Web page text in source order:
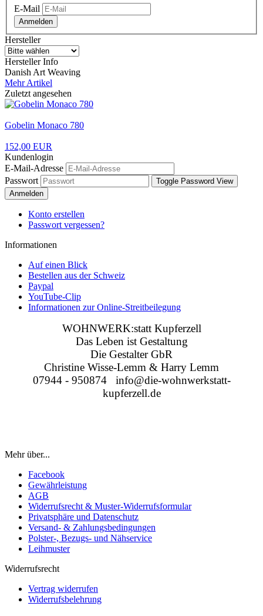
E-Mail
Anmelden
Hersteller
Hersteller Info
Danish Art Weaving
Mehr Artikel
Zuletzt angesehen
Gobelin Monaco 780
152,00 EUR
Kundenlogin
E-Mail-Adresse
Passwort
Toggle Password View
Anmelden
Konto erstellen
Passwort vergessen?
Informationen
Auf einen Blick
Bestellen aus der Schweiz
Paypal
YouTube-Clip
Informationen zur Online-Streitbeilegung
WOHNWERK:statt Kupferzell
Das Leben ist Gestaltung
Die Gestalter GbR
Christine Wisse-Lemm & Harry Lemm
07944 - 950874 info@die-wohnwerkstatt-
kupferzell.de
Mehr über...
Facebook
Gewährleistung
AGB
Widerrufsrecht & Muster-Widerrufsformular
Privatsphäre und Datenschutz
Versand- & Zahlungsbedingungen
Polster-, Bezugs- und Nähservice
Leihmuster
Widerrufsrecht
Vertrag widerrufen
Widerrufsbelehrung